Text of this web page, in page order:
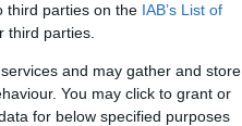
third parties on the IAB’s List of
third parties.
and may gather and store
You may click to grant or
for below specified purposes